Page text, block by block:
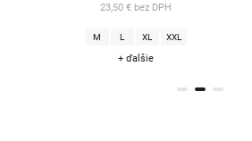
23,50 € bez DPH
M L XL XXL
+ ďalšie